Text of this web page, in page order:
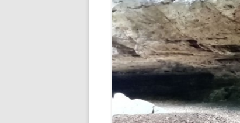
SEGELN
WOHNMOBIL
SKI UND